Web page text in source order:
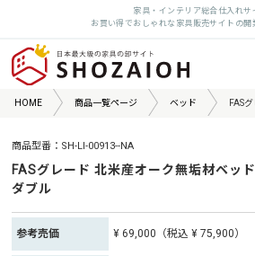
家具・インテリア総合仕入れサ
お買い得でおしゃれな家具販売サイトの開
HOME 商品一覧ページ ベッド FAS
商品型番：SH-LI-00913--NA
FASグレード 北米産オーク無垢材ベッ
ダブル
参考売価 ¥ 69,000（税込 ¥ 75,900）